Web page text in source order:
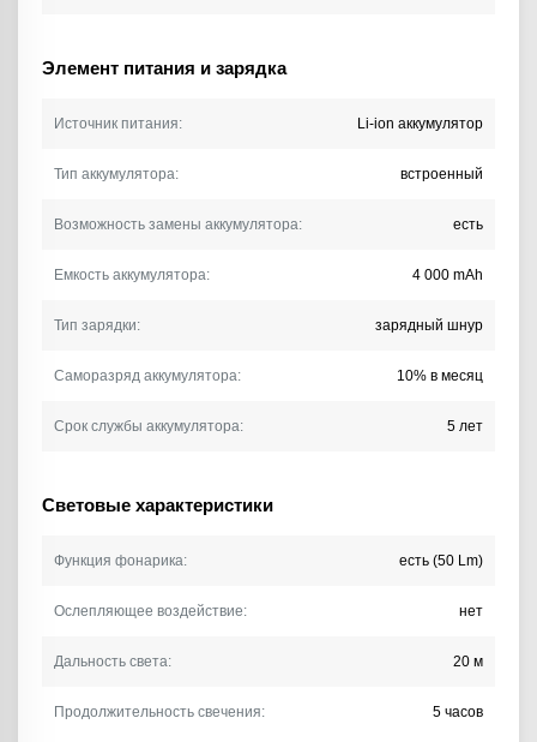
Элемент питания и зарядка
Источник питания: Li-ion аккумулятор
Тип аккумулятора: встроенный
Возможность замены аккумулятора: есть
Емкость аккумулятора: 4 000 mAh
Тип зарядки: зарядный шнур
Саморазряд аккумулятора: 10% в месяц
Срок службы аккумулятора: 5 лет
Световые характеристики
Функция фонарика: есть (50 Lm)
Ослепляющее воздействие: нет
Дальность света: 20 м
Продолжительность свечения: 5 часов